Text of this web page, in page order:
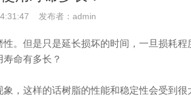
发布者：admin
。但是只是延长损坏的时间，一旦损耗程
命有多长？
，这样的话树脂的性能和稳定性会受到